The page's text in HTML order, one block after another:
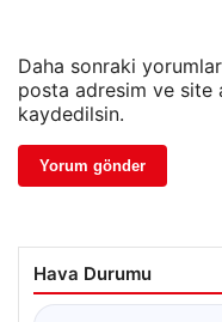
Daha sonraki
posta adresim ve site
kaydedilsin.
Hava Durumu